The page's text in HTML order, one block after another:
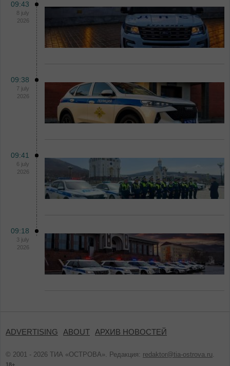
09:43
8 july
2026
09:38
7 july
2026
09:41
6 july
2026
09:18
3 july
2026
ADVERTISING ABOUT АРХИВ НОВОСТЕЙ
© 2001 - 2026 ТИА «ОСТРОВА». Редакция: redaktor@tia-ostrova.ru.
18+